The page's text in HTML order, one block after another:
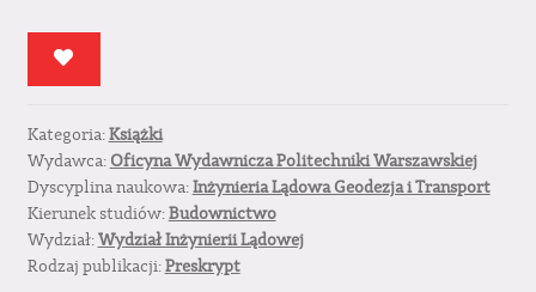
Kategoria:Książki
Wydawca: Oficyna Wydawnicza Politechniki Warszawskiej
Dyscyplina naukowa:Inżynieria Lądowa Geodezja i Transport
Kierunek studiów:Budownictwo
Wydział:Wydział Inżynierii Lądowej
Rodzaj publikacji:Preskrypt